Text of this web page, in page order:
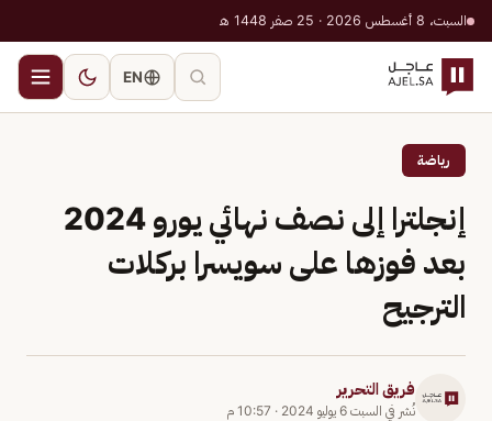
السبت، 8 أغسطس 2026 · 25 صفر 1448 هـ
EN
رياضة
إنجلترا إلى نصف نهائي يورو 2024
بعد فوزها على سويسرا بركلات
الترجيح
فريق التحرير
نُشر في السبت 6 يوليو 2024 · 10:57 م